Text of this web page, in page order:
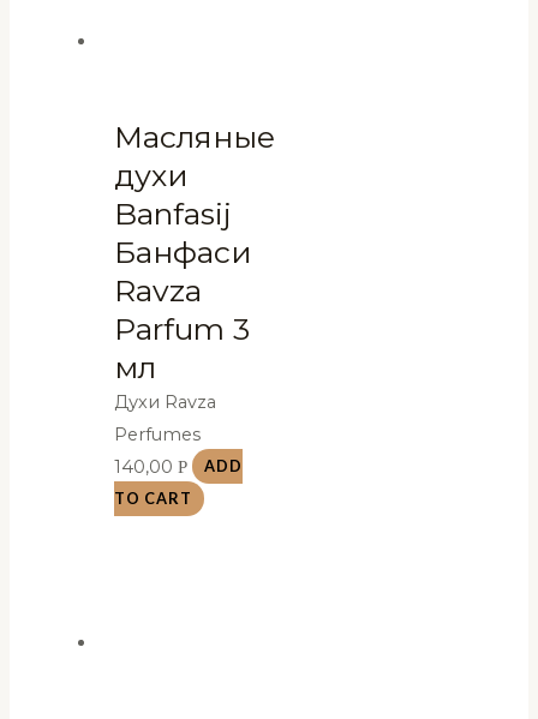
Масляные
духи
Banfasij
Банфаси
Ravza
Parfum 3
мл
Духи Ravza
Perfumes
140,00Р
ADD
TO CART